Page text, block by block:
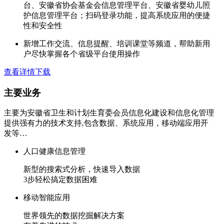
台、安徽省协会基金会信息管理平台、安徽省婴幼儿照
护信息管理平台；扫码登录功能，提高系统应用的便捷
性和安全性
新增工作交流、信息提醒、培训课堂等频道，帮助新用
户尽快掌握各个省级平台使用操作
查看详情下载
主要业务
主要为安徽省卫生和计划生育委会员信息化建设和信息化管理
提供强有力的技术支持,包含数据、系统应用，移动端应用开
发等…
人口健康信息管理
新型的搜索式分析，快速导入数据
3步轻松搞定数据困难
移动智能应用
世界领先的数据挖掘解决方案